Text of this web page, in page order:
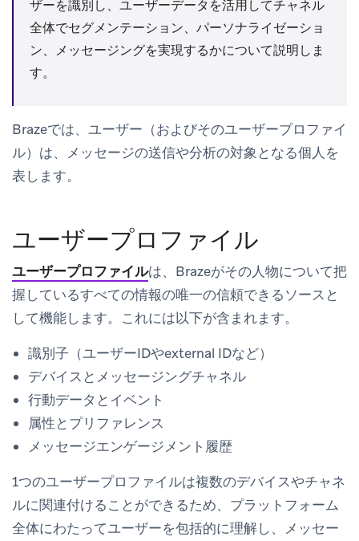
ザーを識別し、ユーザーデータを活用してチャネル
全体でセグメンテーション、パーソナライゼーショ
ン、メッセージングを実現するかについて説明しま
す。
Brazeでは、ユーザー（およびそのユーザープロファイ
ル）は、メッセージの送信や分析の対象となる個人を
表します。
ユーザープロファイル
ユーザープロファイルは、Brazeがその人物について把
握しているすべての情報の唯一の信頼できるソースと
して機能します。これには以下が含まれます。
識別子（ユーザーIDやexternal IDなど）
デバイスとメッセージングチャネル
行動データとイベント
属性とプリファレンス
メッセージエンゲージメント履歴
1つのユーザープロファイルは複数のデバイスやチャネ
ルに関連付けることができるため、プラットフォーム
全体にわたってユーザーを包括的に理解し、メッセー